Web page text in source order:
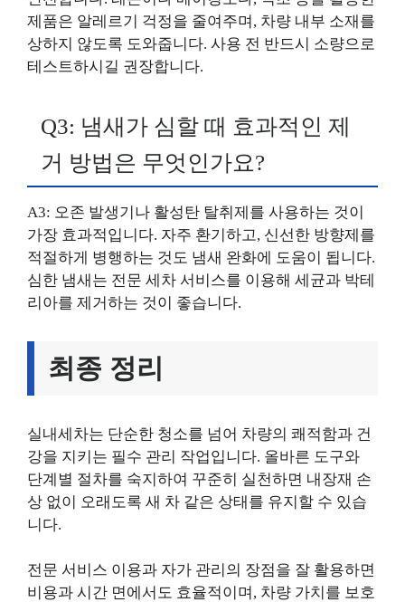
제품은 알레르기 걱정을 줄여주며, 차량 내부 소재를
상하지 않도록 도와줍니다. 사용 전 반드시 소량으로
테스트하시길 권장합니다.
Q3: 냄새가 심할 때 효과적인 제
거 방법은 무엇인가요?
A3: 오존 발생기나 활성탄 탈취제를 사용하는 것이
가장 효과적입니다. 자주 환기하고, 신선한 방향제를
적절하게 병행하는 것도 냄새 완화에 도움이 됩니다.
심한 냄새는 전문 세차 서비스를 이용해 세균과 박테
리아를 제거하는 것이 좋습니다.
최종 정리
실내세차는 단순한 청소를 넘어 차량의 쾌적함과 건
강을 지키는 필수 관리 작업입니다. 올바른 도구와
단계별 절차를 숙지하여 꾸준히 실천하면 내장재 손
상 없이 오래도록 새 차 같은 상태를 유지할 수 있습
니다.
전문 서비스 이용과 자가 관리의 장점을 잘 활용하면
비용과 시간 면에서도 효율적이며, 차량 가치를 보호